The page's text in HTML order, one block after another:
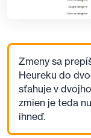
Zmeny sa
Heureku do
sťahuje v
zmien je teda
ihneď.